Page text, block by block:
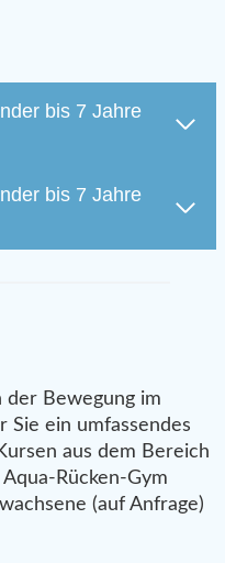
bis 7 Jahre
bis 7 Jahre
der Bewegung im
Sie ein umfassendes
aus dem Bereich
Rücken-Gym
(auf Anfrage)